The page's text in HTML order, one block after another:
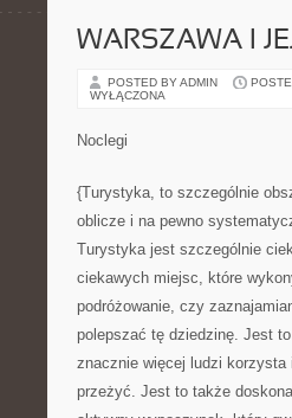
WARSZAWA I
POSTED BY ADMIN
WYŁĄCZONA
Noclegi
{Turystyka, to szczególnie
oblicze i na pewno
Turystyka jest szczególnie
ciekawych miejsc, które
podróżowanie, czy
polepszać tę dziedzinę. Jest
znacznie więcej ludzi korzysta
przeżyć. Jest to także